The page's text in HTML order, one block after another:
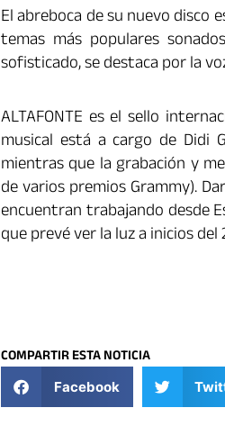
El abreboca de su nuevo disco
temas más populares
sofisticado, sedestaca por la
ALTAFONTE es el sello
musical está a cargo de Didi
mientras que la grabación y
de varios premios Grammy).
encuentran trabajando desde
que prevé ver la luz a inicios del
COMPARTIR ESTA NOTICIA
Facebook